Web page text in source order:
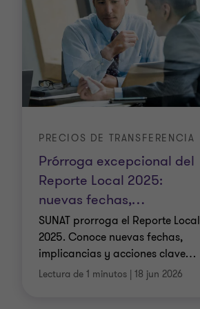
Prórroga excepcional del
Reporte Local 2025:
nuevas fechas,…
PRECIOS DE TRANSFERENCIA
SUNAT prorroga el Reporte Local
2025. Conoce nuevas fechas,
implicancias y acciones clave…
Lectura de 1 minutos | 18 jun 2026